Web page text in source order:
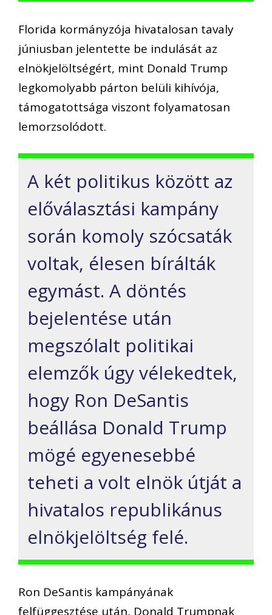
Florida kormányzója hivatalosan tavaly
júniusban jelentette be indulását az
elnökjelöltségért, mint Donald Trump
legkomolyabb párton belüli kihívója,
támogatottsága viszont folyamatosan
lemorzsolódott.
A két politikus között az
előválasztási kampány
során komoly szócsaták
voltak, élesen bírálták
egymást. A döntés
bejelentése után
megszólalt politikai
elemzők úgy vélekedtek,
hogy Ron DeSantis
beállása Donald Trump
mögé egyenesebbé
teheti a volt elnök útját a
hivatalos republikánus
elnökjelöltség felé.
Ron DeSantis kampányának
felfüggesztése után, Donald Trumpnak